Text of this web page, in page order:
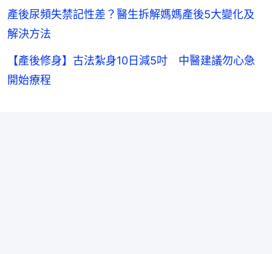
產後尿頻失禁記性差？醫生拆解媽媽產後5大變化及
解決方法
【產後修身】古法紮身10日減5吋 中醫建議勿心急
開始療程